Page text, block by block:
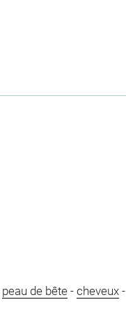
peau de bête- cheveux-